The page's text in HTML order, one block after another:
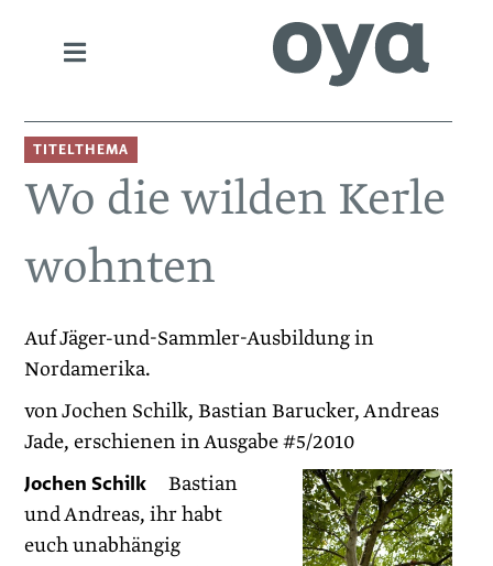
TITELTHEMA
Wo die wilden Kerle
wohnten
Auf Jäger-und-Sammler-Ausbildung in
Nordamerika.
von Jochen Schilk, Bastian Barucker, Andreas
Jade, erschienen in Ausgabe #5/2010
Jochen Schilk Bastian
und Andreas, ihr habt
euch unabhängig